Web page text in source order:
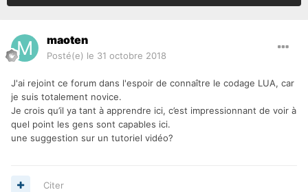
maoten
Posté(e) le 31 octobre 2018
J'ai rejoint ce forum dans l'espoir de connaître le codage LUA, car
je suis totalement novice.
Je crois qu’il ya tant à apprendre ici, c’est impressionnant de voir à
quel point les gens sont capables ici.
une suggestion sur un tutoriel vidéo?
Citer